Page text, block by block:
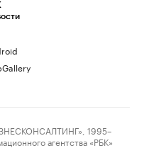
1995–
агентства «РБК»